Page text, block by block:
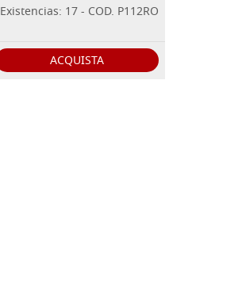
Existencias: 17 - COD. P112RO
ACQUISTA